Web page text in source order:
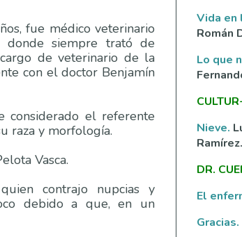
fue médico veterinario
donde siempre trató de
de veterinario de la
con el doctor Benjamín
considerado el referente
raza y morfología.
Vasca.
contrajo nupcias y
debido a que, en un
Vida en
Román
Lo que
Nieve.
Ramírez.
DR.
El
Gracias.